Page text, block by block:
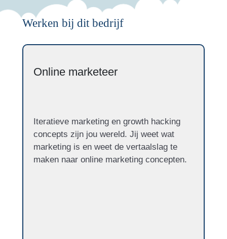
Werken bij dit bedrijf
Online marketeer
Iteratieve marketing en growth hacking
concepts zijn jou wereld. Jij weet wat
marketing is en weet de vertaalslag te
maken naar online marketing concepten.